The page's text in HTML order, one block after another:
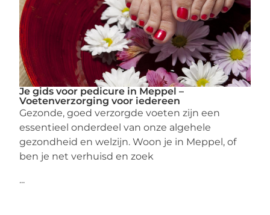
Je gids voor pedicure in Meppel –
Voetenverzorging voor iedereen
Gezonde, goed verzorgde voeten zijn een
essentieel onderdeel van onze algehele
gezondheid en welzijn. Woon je in Meppel, of
ben je net verhuisd en zoek
...